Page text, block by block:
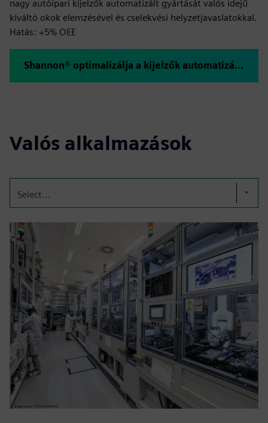
nagy autóipari kijelzők automatizált gyártását valós idejű
kiváltó okok elemzésével és cselekvési helyzetjavaslatokkal.
Hatás: +5% OEE
Shannon® optimalizálja a kijelzők automatizált gyártását a mega gyárakban @ AUMOVIO
Valós alkalmazások
Select...